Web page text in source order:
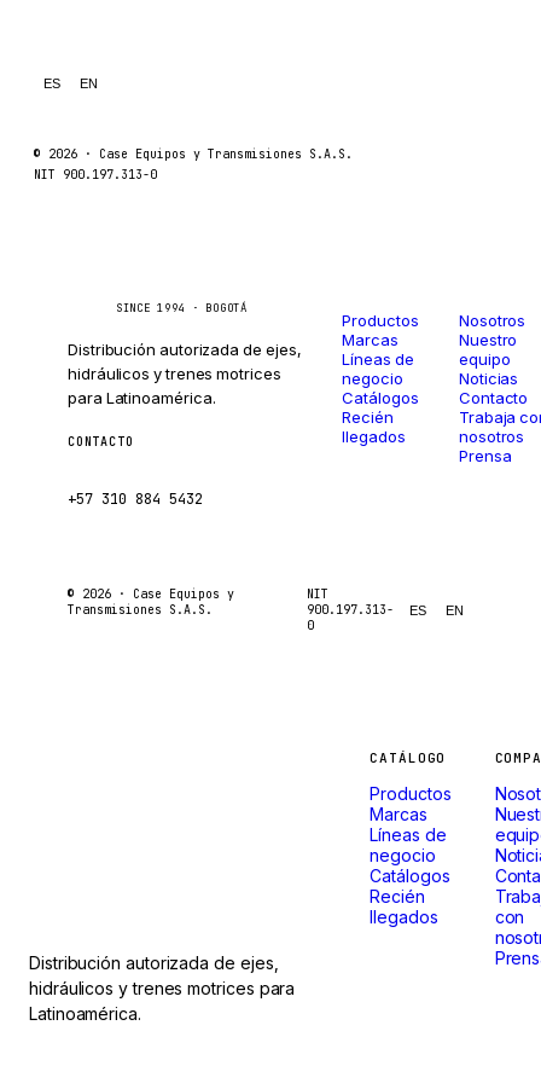
ES EN
© 2026 · Case Equipos y Transmisiones S.A.S.
NIT 900.197.313-0
SINCE 1994 · BOGOTÁ
Distribución autorizada de ejes,
hidráulicos y trenes motrices
para Latinoamérica.
CONTACTO
+57 310 884 5432
Productos
Marcas
Líneas de
negocio
Catálogos
Recién
llegados
Nosotros
Nuestro
equipo
Noticias
Contacto
Trabaja
nosotros
Prensa
© 2026 · Case Equipos y
Transmisiones S.A.S.
NIT
900.197.313-
0
ES EN
Distribución autorizada de ejes,
hidráulicos y trenes motrices para
Latinoamérica.
CATÁLOGO
Productos
Marcas
Líneas de
negocio
Catálogos
Recién
llegados
con